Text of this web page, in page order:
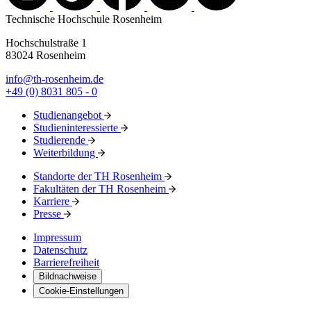
Technische Hochschule Rosenheim
Hochschulstraße 1
83024 Rosenheim
info@th-rosenheim.de
+49 (0) 8031 805 - 0
Studienangebot
Studieninteressierte
Studierende
Weiterbildung
Standorte der TH Rosenheim
Fakultäten der TH Rosenheim
Karriere
Presse
Impressum
Datenschutz
Barrierefreiheit
Bildnachweise
Cookie-Einstellungen